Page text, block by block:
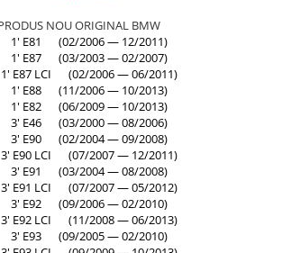
NOU ORIGINAL BMW
1' E81 (02/2006 — 12/2011)
1' E87 (03/2003 — 02/2007)
1' E87 LCI (02/2006 — 06/2011)
1' E88 (11/2006 — 10/2013)
1' E82 (06/2009 — 10/2013)
3' E46 (03/2000 — 08/2006)
3' E90 (02/2004 — 09/2008)
3' E90 LCI (07/2007 — 12/2011)
3' E91 (03/2004 — 08/2008)
3' E91 LCI (07/2007 — 05/2012)
3' E92 (09/2006 — 02/2010)
3' E92 LCI (11/2008 — 06/2013)
3' E93 (09/2005 — 02/2010)